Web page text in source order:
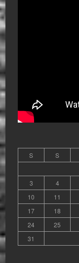
S
S
3
4
10
11
17
18
24
25
31